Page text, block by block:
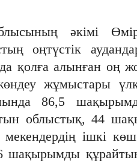
әкімі
оңтүстік
қолға алынған оң
жұмыстары
86,5
облыстық, 44
ішкі
шақырымды